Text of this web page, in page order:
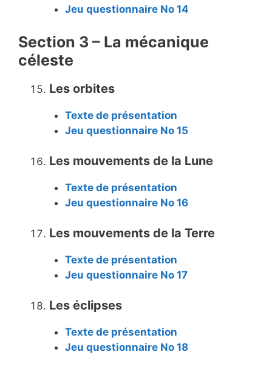
Jeu questionnaire No 14
Section 3 – La mécanique
céleste
Les orbites
Texte de présentation
Jeu questionnaire No 15
Les mouvements de la Lune
Texte de présentation
Jeu questionnaire No 16
Les mouvements de la Terre
Texte de présentation
Jeu questionnaire No 17
Les éclipses
Texte de présentation
Jeu questionnaire No 18